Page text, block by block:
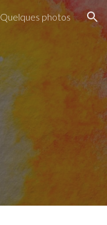
Quelques photos